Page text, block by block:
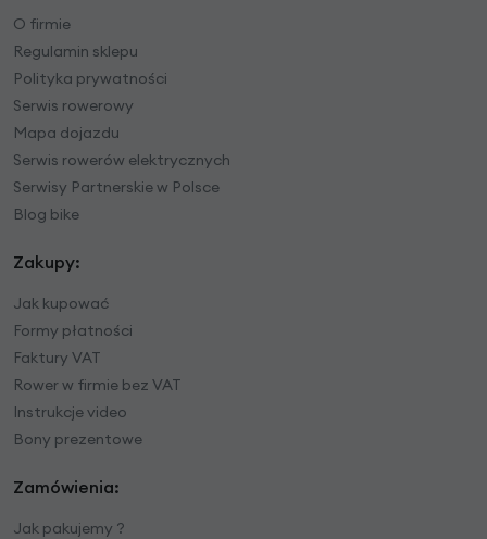
O firmie
Regulamin sklepu
Polityka prywatności
Serwis rowerowy
Mapa dojazdu
Serwis rowerów elektrycznych
Serwisy Partnerskie w Polsce
Blog bike
Zakupy:
Jak kupować
Formy płatności
Faktury VAT
Rower w firmie bez VAT
Instrukcje video
Bony prezentowe
Zamówienia:
Jak pakujemy ?